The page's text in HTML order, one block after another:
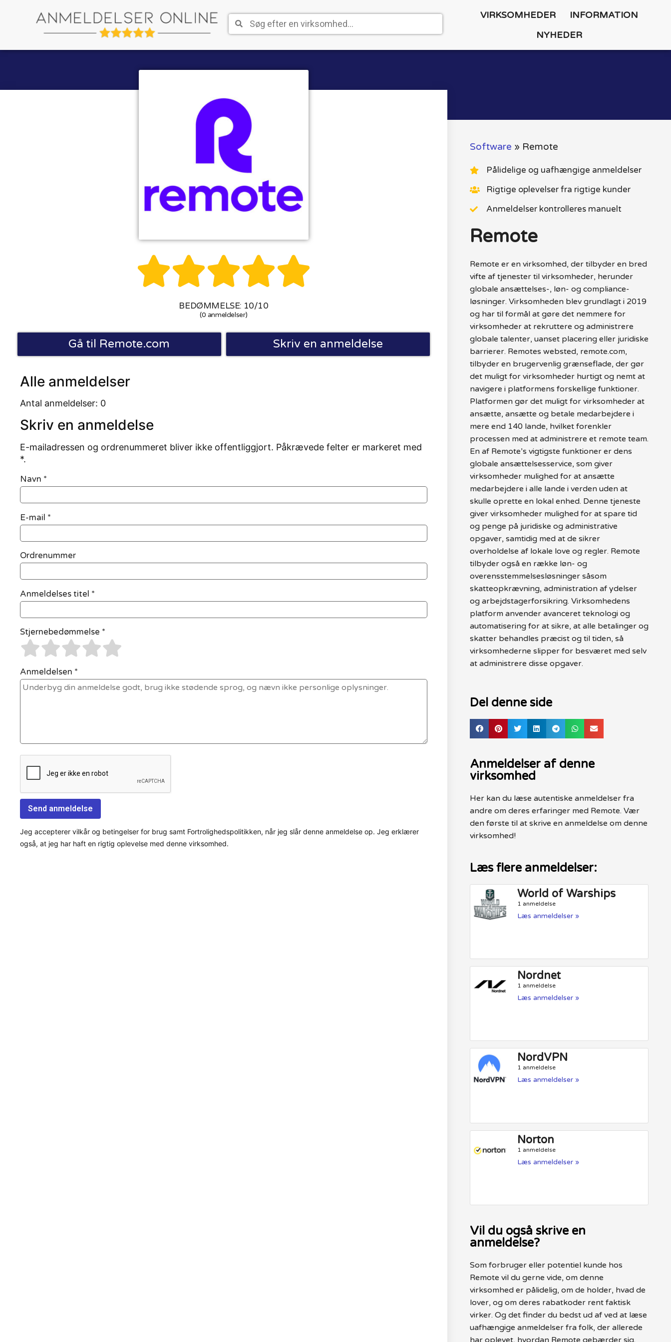
VIRKSOMHEDER
INFORMATION
NYHEDER

BEDØMMELSE: 10/10
(0 anmeldelser)
Gå til Remote.com Skriv en anmeldelse
Alle anmeldelser
Antal anmeldelser: 0
Skriv en anmeldelse
E-mailadressen og ordrenummeret bliver ikke offentliggjort. Påkrævede felter er markeret med
*.
Navn *
E-mail *
Ordrenummer
Anmeldelses titel *
Stjernebedømmelse *
Anmeldelsen *
Jeg accepterer vilkår og betingelser for brug samt Fortrolighedspolitikken, når jeg slår denne anmeldelse op. Jeg erklærer
også, at jeg har haft en rigtig oplevelse med denne virksomhed.
Software » Remote
Pålidelige og uafhængige anmeldelser
Rigtige oplevelser fra rigtige kunder
Anmeldelser kontrolleres manuelt
Remote
Remote er en virksomhed, der tilbyder en bred
vifte af tjenester til virksomheder, herunder
globale ansættelses-, løn- og compliance-
løsninger. Virksomheden blev grundlagt i 2019
og har til formål at gøre det nemmere for
virksomheder at rekruttere og administrere
globale talenter, uanset placering eller juridiske
barrierer. Remotes websted, remote.com,
tilbyder en brugervenlig grænseflade, der gør
det muligt for virksomheder hurtigt og nemt at
navigere i platformens forskellige funktioner.
Platformen gør det muligt for virksomheder at
ansætte, ansætte og betale medarbejdere i
mere end 140 lande, hvilket forenkler
processen med at administrere et remote team.
En af Remote’s vigtigste funktioner er dens
globale ansættelsesservice, som giver
virksomheder mulighed for at ansætte
medarbejdere i alle lande i verden uden at
skulle oprette en lokal enhed. Denne tjeneste
giver virksomheder mulighed for at spare tid
og penge på juridiske og administrative
opgaver, samtidig med at de sikrer
overholdelse af lokale love og regler. Remote
tilbyder også en række løn- og
overensstemmelsesløsninger såsom
skatteopkrævning, administration af ydelser
og arbejdstagerforsikring. Virksomhedens
platform anvender avanceret teknologi og
automatisering for at sikre, at alle betalinger og
skatter behandles præcist og til tiden, så
virksomhederne slipper for besværet med selv
at administrere disse opgaver.
Del denne side
Anmeldelser af denne
virksomhed
Her kan du læse autentiske anmeldelser fra
andre om deres erfaringer med Remote. Vær
den første til at skrive en anmeldelse om denne
virksomhed!
Læs flere anmeldelser:
World of Warships
1 anmeldelse
Læs anmeldelser »
Nordnet
1 anmeldelse
Læs anmeldelser »
NordVPN
1 anmeldelse
Læs anmeldelser »
Norton
1 anmeldelse
Læs anmeldelser »
Vil du også skrive en
anmeldelse?
Som forbruger eller potentiel kunde hos
Remote vil du gerne vide, om denne
virksomhed er pålidelig, om de holder, hvad de
lover, og om deres rabatkoder rent faktisk
virker. Og det finder du bedst ud af ved at læse
uafhængige anmeldelser fra folk, der allerede